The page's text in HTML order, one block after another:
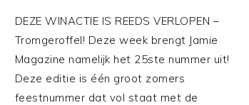
DEZE WINACTIE IS REEDS VERLOPEN –
Tromgeroffel! Deze week brengt Jamie
Magazine namelijk het 25ste nummer uit!
Deze editie is één groot zomers
feestnummer dat vol staat met de